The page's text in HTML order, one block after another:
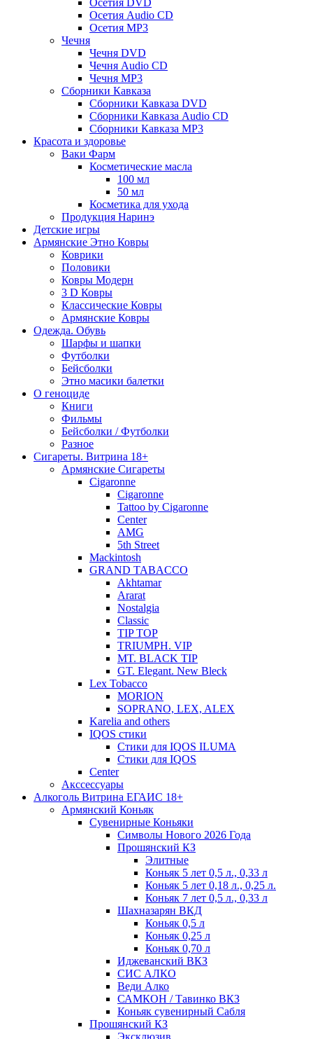
Осетия DVD
Осетия Audio CD
Осетия MP3
Чечня
Чечня DVD
Чечня Audio CD
Чечня MP3
Сборники Кавказа
Сборники Кавказа DVD
Сборники Кавказа Audio CD
Сборники Кавказа MP3
Красота и здоровье
Ваки Фарм
Косметические масла
100 мл
50 мл
Косметика для ухода
Продукция Наринэ
Детские игры
Армянские Этно Ковры
Коврики
Половики
Ковры Модерн
3 D Ковры
Классические Ковры
Армянские Ковры
Одежда. Обувь
Шарфы и шапки
Футболки
Бейсболки
Этно масики балетки
О геноциде
Книги
Фильмы
Бейсболки / Футболки
Разное
Сигареты. Витрина 18+
Армянские Сигареты
Cigaronne
Cigaronne
Tattoo by Cigaronne
Center
AMG
5th Street
Mackintosh
GRAND TABACCO
Akhtamar
Ararat
Nostalgia
Classic
TIP TOP
TRIUMPH. VIP
MT. BLACK TIP
GT. Elegant. New Bleck
Lex Tobacco
MORION
SOPRANO, LEX, ALEX
Karelia and others
IQOS стики
Стики для IQOS ILUMA
Стики для IQOS
Сenter
Акссессуары
Алкоголь Витрина ЕГАИС 18+
Армянский Коньяк
Сувенирные Коньяки
Символы Нового 2026 Года
Прошянский КЗ
Элитные
Коньяк 5 лет 0,5 л., 0,33 л
Коньяк 5 лет 0,18 л., 0,25 л.
Коньяк 7 лет 0,5 л., 0,33 л
Шахназарян ВКД
Коньяк 0,5 л
Коньяк 0,25 л
Коньяк 0,70 л
Иджеванский ВКЗ
СИС АЛКО
Веди Алко
САМКОН / Тавинко ВКЗ
Коньяк сувенирный Сабля
Прошянский КЗ
Эксклюзив